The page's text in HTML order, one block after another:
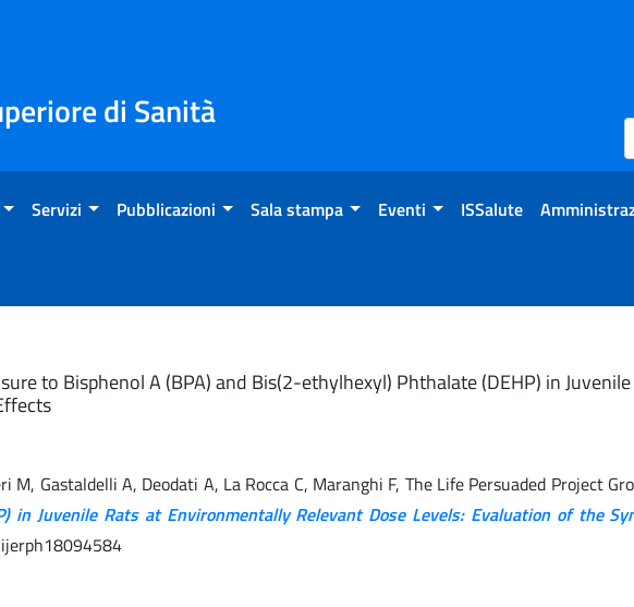
di Sanità
Servizi Pubblicazioni Sala stampa Eventi ISSalute
to Bisphenol A (BPA) and Bis(2-ethylhexyl) Phthalate (DEHP) in
Gastaldelli A, Deodati A, La Rocca C, Maranghi F, The Life Persuaded Project
in Juvenile Rats at Environmentally Relevant Dose Levels: Evaluation of the